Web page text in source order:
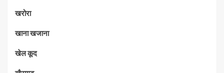
खरोरा
खाना खजाना
खेल कूद